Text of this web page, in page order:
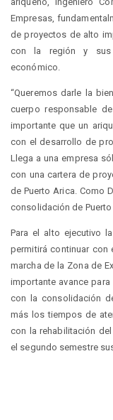
Empresas,
de proyectos de alto
con la región y sus
económico.
“Queremos darle la
cuerpo responsable
importante que un
con el desarrollo de
Llega a una empresa
con una cartera de
de Puerto Arica. Como
consolidación de
Para el alto ejecutivo
permitirá continuar
marcha de la Zona de
importante avance
con la consolidación
más los tiempos de
con la rehabilitación
el segundo semestre